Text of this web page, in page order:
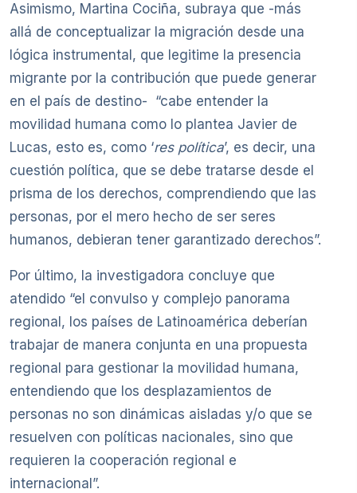
Asimismo, Martina Cociña, subraya que -más
allá de conceptualizar la migración desde una
lógica instrumental, que legitime la presencia
migrante por la contribución que puede generar
en el país de destino- “cabe entender la
movilidad humana como lo plantea Javier de
Lucas, esto es, como ‘res política’, es decir, una
cuestión política, que se debe tratarse desde el
prisma de los derechos, comprendiendo que las
personas, por el mero hecho de ser seres
humanos, debieran tener garantizado derechos”.
Por último, la investigadora concluye que
atendido “el convulso y complejo panorama
regional, los países de Latinoamérica deberían
trabajar de manera conjunta en una propuesta
regional para gestionar la movilidad humana,
entendiendo que los desplazamientos de
personas no son dinámicas aisladas y/o que se
resuelven con políticas nacionales, sino que
requieren la cooperación regional e
internacional”.